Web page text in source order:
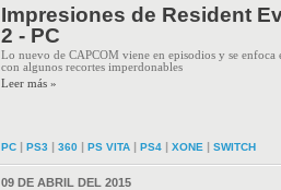
Impresiones de Resident
2 - PC
Lo nuevo de CAPCOM viene en episodios y se enfoca
con algunos recortes imperdonables
Leer más »
PC | PS3 | 360 | PS VITA | PS4 | XONE | SWITCH
09 DE ABRIL DEL 2015